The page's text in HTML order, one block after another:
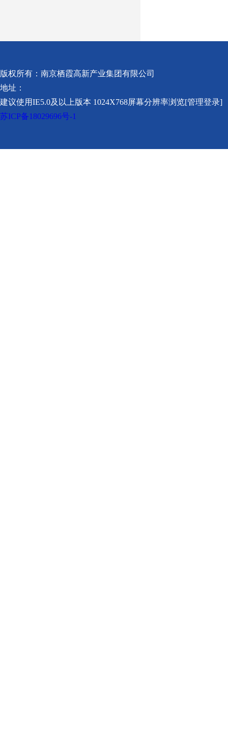
版权所有：南京栖霞高新产业集团有限公司
地址：
建议使用IE5.0及以上版本 1024X768屏幕分辨率浏览[管理登录]
苏ICP备18029696号-1